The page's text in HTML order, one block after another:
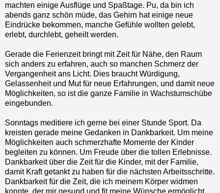
machten einige Ausflüge und Spaßtage. Pu, da bin ich
abends ganz schön müde, das Gehirn hat einige neue
Eindrücke bekommen, manche Gefühle wollten gelebt,
erlebt, durchlebt, geheilt werden.
Gerade die Ferienzeit bringt mit Zeit für Nähe, den Raum
sich anders zu erfahren, auch so manchen Schmerz der
Vergangenheit ans Licht. Dies braucht Würdigung,
Gelassenheit und Mut für neue Erfahrungen, und damit neue
Möglichkeiten, so ist die ganze Familie in Wachstumschübe
eingebunden.
Sonntags meditiere ich gerne bei einer Stunde Sport. Da
kreisten gerade meine Gedanken in Dankbarkeit. Um meine
Möglichkeiten auch schmerzhafte Momente der Kinder
begleiten zu können. Um Freude über die tollen Erlebnisse.
Dankbarkeit über die Zeit für die Kinder, mit der Familie,
damit Kraft getankt zu haben für die nächsten Arbeitsschritte.
Dankbarkeit für die Zeit, die ich meinem Körper widmen
konnte, der mir gesund und fit meine Wünsche ermöglicht.